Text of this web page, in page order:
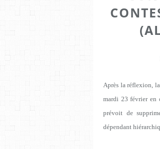
Après la réflexion,
mardi 23 février en
prévoit de
dépendant